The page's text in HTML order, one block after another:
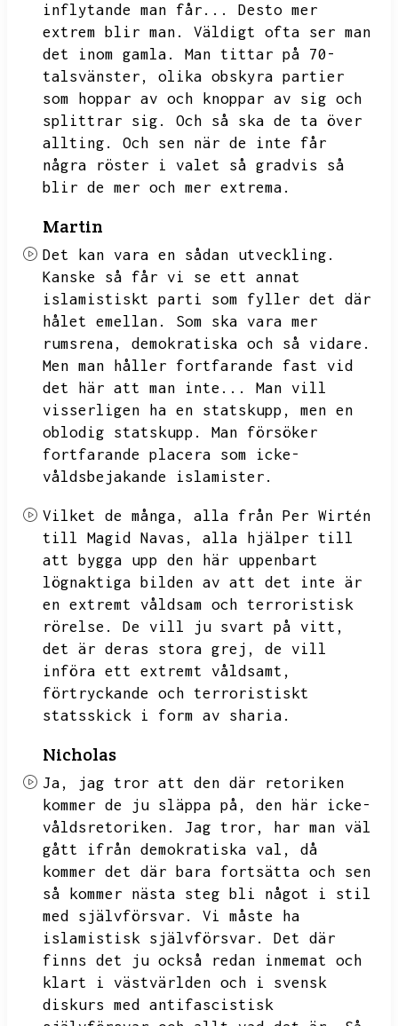
inflytande man får...
Desto mer
extrem blir man.
Väldigt ofta ser man
det inom gamla.
Man tittar på 70-
talsvänster,
olika obskyra partier
som hoppar av och knoppar av sig och
splittrar sig.
Och så ska de ta över
allting.
Och sen när de inte får
några röster i valet så gradvis så
blir de mer och mer extrema.
Martin
Det kan vara en sådan utveckling.
Kanske så får vi se ett annat
islamistiskt parti som fyller det där
hålet emellan.
Som ska vara mer
rumsrena,
demokratiska och så vidare.
Men man håller fortfarande fast vid
det här att man inte...
Man vill
visserligen ha en statskupp,
men en
oblodig statskupp.
Man försöker
fortfarande placera som icke-
våldsbejakande islamister.
Vilket de många,
alla från Per Wirtén
till Magid Navas,
alla hjälper till
att bygga upp den här uppenbart
lögnaktiga bilden av att det inte är
en extremt våldsam och terroristisk
rörelse.
De vill ju svart på vitt,
det är deras stora grej,
de vill
införa ett extremt våldsamt,
förtryckande och terroristiskt
statsskick i form av sharia.
Nicholas
Ja,
jag tror att den där retoriken
kommer de ju släppa på,
den här icke-
våldsretoriken.
Jag tror,
har man väl
gått ifrån demokratiska val,
då
kommer det där bara fortsätta och sen
så kommer nästa steg bli något i stil
med självförsvar.
Vi måste ha
islamistisk självförsvar.
Det där
finns det ju också redan inmemat och
klart i västvärlden och i svensk
diskurs med antifascistisk